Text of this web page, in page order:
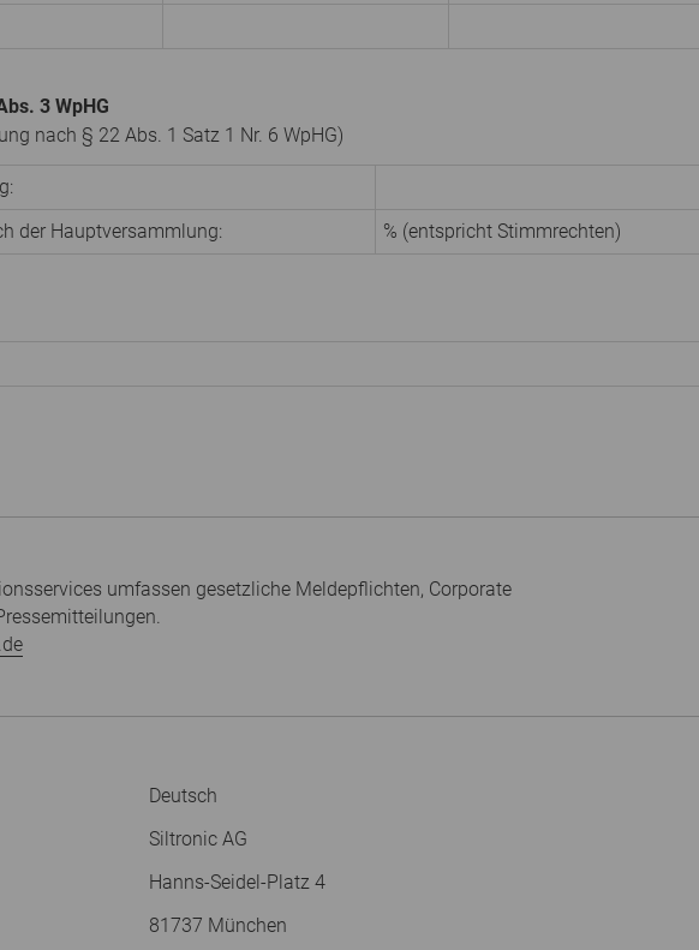
3 WpHG
nach § 22 Abs. 1 Satz 1 Nr. 6 WpHG)
der Hauptversammlung:
% (entspricht Stimmrechten)
umfassen gesetzliche Meldepflichten, Corporate
Deutsch
Siltronic AG
Hanns-Seidel-Platz 4
81737 München